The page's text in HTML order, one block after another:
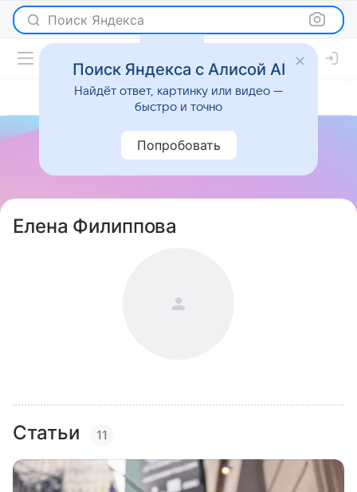
Поиск Яндекса
Елена Филиппова
Статьи 11
Поиск Яндекса с Алисой AI
Найдёт ответ, картинку или видео —
быстро и точно
Попробовать